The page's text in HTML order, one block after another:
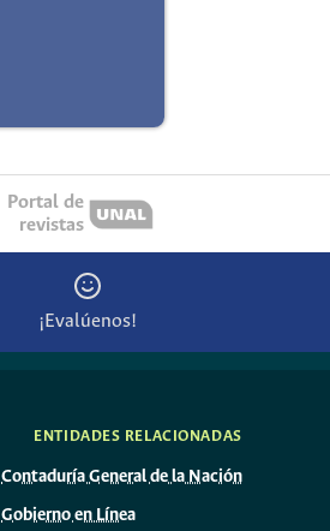
Portal de
revistas
¡Evalúenos!
ENTIDADES RELACIONADAS
Contaduría General de la Nación
Gobierno en Línea